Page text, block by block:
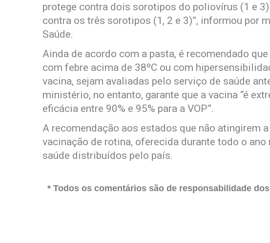
protege contra dois sorotipos do poliovírus (1 e
contra os três sorotipos (1, 2 e 3)”, informou por
Saúde.
Ainda de acordo com a pasta, é recomendado
com febre acima de 38ºC ou com
vacina, sejam avaliadas pelo serviço de saúde
ministério, no entanto, garante que a vacina “é
eficácia entre 90% e 95% para a VOP”.
A recomendação aos estados que não atingirem
vacinação de rotina, oferecida durante todo o
saúde distribuídos pelo país.
* Todos os comentários são de responsabilidade